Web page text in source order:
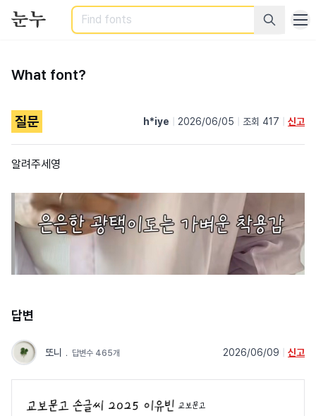
Search
What font?
질문 h*iye 2026/06/05 조회 417 신고
알려주세영
답변
또니 ﹒ 답변수 465개 2026/06/09 신고
교보문고